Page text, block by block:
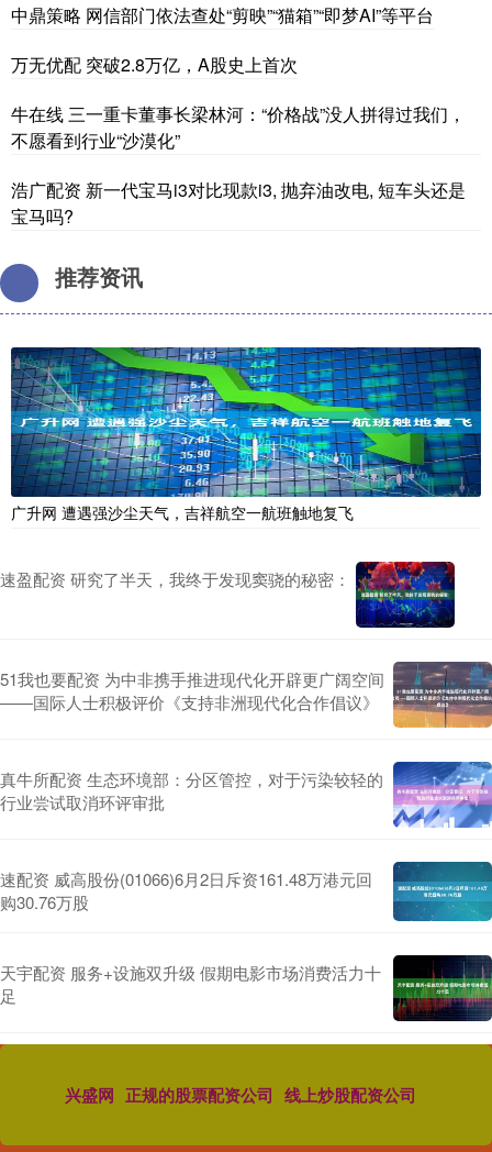
中鼎策略 网信部门依法查处“剪映”“猫箱”“即梦AI”等平台
万无优配 突破2.8万亿，A股史上首次
牛在线 三一重卡董事长梁林河：“价格战”没人拼得过我们，
不愿看到行业“沙漠化”
浩广配资 新一代宝马i3对比现款i3, 抛弃油改电, 短车头还是
宝马吗?
推荐资讯
广升网 遭遇强沙尘天气，吉祥航空一航班触地复飞
速盈配资 研究了半天，我终于发现窦骁的秘密：
51我也要配资 为中非携手推进现代化开辟更广阔空间
——国际人士积极评价《支持非洲现代化合作倡议》
真牛所配资 生态环境部：分区管控，对于污染较轻的
行业尝试取消环评审批
速配资 威高股份(01066)6月2日斥资161.48万港元回
购30.76万股
天宇配资 服务+设施双升级 假期电影市场消费活力十
足
兴盛网 正规的股票配资公司 线上炒股配资公司